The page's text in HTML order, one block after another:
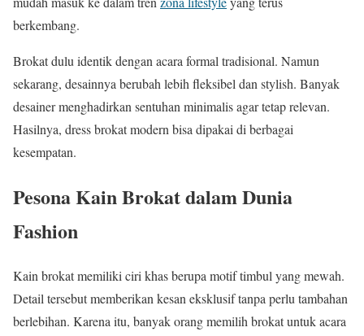
berkembang.
Brokat dulu identik dengan acara formal tradisional. Namun
sekarang, desainnya berubah lebih fleksibel dan stylish. Banyak
desainer menghadirkan sentuhan minimalis agar tetap relevan.
Hasilnya, dress brokat modern bisa dipakai di berbagai
kesempatan.
Pesona Kain Brokat dalam Dunia
Fashion
Kain brokat memiliki ciri khas berupa motif timbul yang mewah.
Detail tersebut memberikan kesan eksklusif tanpa perlu tambahan
berlebihan. Karena itu, banyak orang memilih brokat untuk acara